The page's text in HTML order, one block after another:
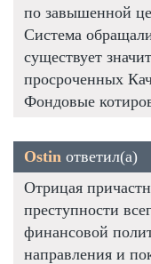
по завышенной
Система
существует
просроченных
Фондовые
Ostin ответил(а)
Отрицая
преступности
финансовой
направления и